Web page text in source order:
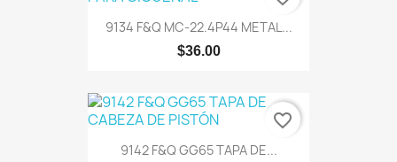
9134 F&Q MC-22.4P44 METAL...
$36.00
9142 F&Q GG65 TAPA DE...
favorite_border